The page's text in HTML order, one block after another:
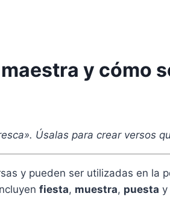
y cómo
Úsalas para crear versos
y pueden ser utilizadas en la
fiesta, muestra, puesta y